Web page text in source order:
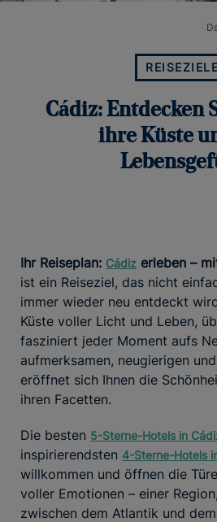
REISEZIELE
Cádiz: Entdecken
ihre Küste
Ihr Reiseplan: Cádiz erleben –
ist ein Reiseziel, das nicht
immer wieder neu entdeckt
Küste voller Licht und Leben,
fasziniert jeder Moment aufs
aufmerksamen, neugierigen
eröffnet sich Ihnen die
ihren Facetten.
Die besten 5-Sterne-Hotels in
inspirierendsten 4-Sterne-Hotels
willkommen und öffnen die
voller Emotionen – einer
zwischen dem Atlantik und